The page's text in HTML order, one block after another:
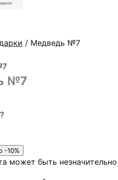
/ Медведь №7
№7
?
-10%
может быть